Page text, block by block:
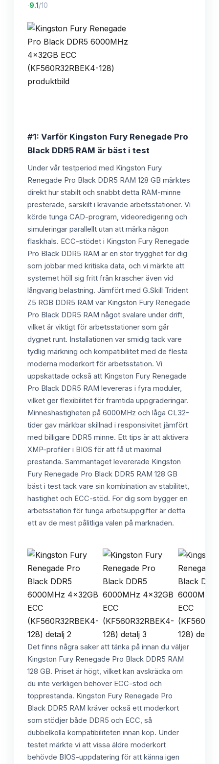
·9.1 /10
#1: Varför Kingston Fury Renegade Pro
Black DDR5 RAM är bäst i test
Under vår testperiod med Kingston Fury
Renegade Pro Black DDR5 RAM 128 GB märktes
direkt hur stabilt och snabbt detta RAM-minne
presterade, särskilt i krävande arbetsstationer. Vi
körde tunga CAD-program, videoredigering och
simuleringar parallellt utan att märka någon
flaskhals. ECC-stödet i Kingston Fury Renegade
Pro Black DDR5 RAM är en stor trygghet för dig
som jobbar med kritiska data, och vi märkte att
systemet höll sig fritt från krascher även vid
långvarig belastning. Jämfört med G.Skill Trident
Z5 RGB DDR5 RAM var Kingston Fury Renegade
Pro Black DDR5 RAM något svalare under drift,
vilket är viktigt för arbetsstationer som går
dygnet runt. Installationen var smidig tack vare
tydlig märkning och kompatibilitet med de flesta
moderna moderkort för arbetsstation. Vi
uppskattade också att Kingston Fury Renegade
Pro Black DDR5 RAM levereras i fyra moduler,
vilket ger flexibilitet för framtida uppgraderingar.
Minneshastigheten på 6000MHz och låga CL32-
tider gav märkbar skillnad i responsivitet jämfört
med billigare DDR5 minne. Ett tips är att aktivera
XMP-profiler i BIOS för att få ut maximal
prestanda. Sammantaget levererade Kingston
Fury Renegade Pro Black DDR5 RAM 128 GB
bäst i test tack vare sin kombination av stabilitet,
hastighet och ECC-stöd. För dig som bygger en
arbetsstation för tunga arbetsuppgifter är detta
ett av de mest pålitliga valen på marknaden.
Det finns några saker att tänka på innan du väljer
Kingston Fury Renegade Pro Black DDR5 RAM
128 GB. Priset är högt, vilket kan avskräcka om
du inte verkligen behöver ECC-stöd och
topprestanda. Kingston Fury Renegade Pro
Black DDR5 RAM kräver också ett moderkort
som stödjer både DDR5 och ECC, så
dubbelkolla kompatibiliteten innan köp. Under
testet märkte vi att vissa äldre moderkort
behövde BIOS-uppdatering för att känna igen